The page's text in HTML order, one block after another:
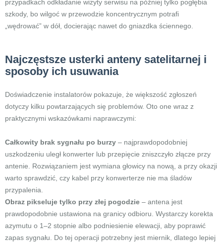
przypadkach odkładanie wizyty serwisu na później tylko pogłębia
szkody, bo wilgoć w przewodzie koncentrycznym potrafi
„wędrować” w dół, docierając nawet do gniazdka ściennego.
Najczęstsze usterki anteny satelitarnej i
sposoby ich usuwania
Doświadczenie instalatorów pokazuje, że większość zgłoszeń
dotyczy kilku powtarzających się problemów. Oto one wraz z
praktycznymi wskazówkami naprawczymi:
Całkowity brak sygnału po burzy – najprawdopodobniej
uszkodzeniu uległ konwerter lub przepięcie zniszczyło złącze przy
antenie. Rozwiązaniem jest wymiana głowicy na nową, a przy okazji
warto sprawdzić, czy kabel przy konwerterze nie ma śladów
przypalenia.
Obraz pikseluje tylko przy złej pogodzie – antena jest
prawdopodobnie ustawiona na granicy odbioru. Wystarczy korekta
azymutu o 1–2 stopnie albo podniesienie elewacji, aby poprawić
zapas sygnału. Do tej operacji potrzebny jest miernik, dlatego lepiej